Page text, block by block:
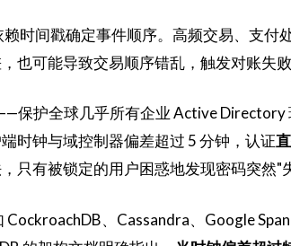
时间戳确定事件顺序。高频交易、支付
也可能导致交易顺序错乱，触发对账失
保护全球几乎所有企业 Active Directory
时钟与域控制器偏差超过 5 分钟，认证
只有被锁定的用户困惑地发现密码突然"
CockroachDB、Cassandra、Google